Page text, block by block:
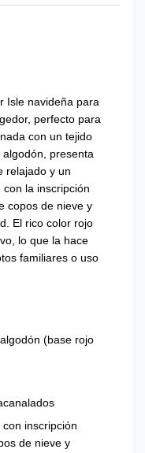
Isle navideña para
perfecto para
con un tejido
presenta
relajado y un
la inscripción
copos de nieve y
El rico color rojo
lo que la hace
familiares o uso
(base rojo
inscripción
de nieve y